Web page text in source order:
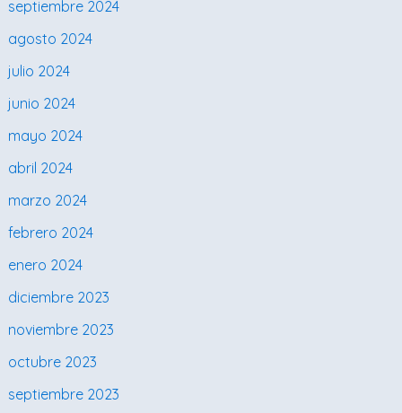
septiembre 2024
agosto 2024
julio 2024
junio 2024
mayo 2024
abril 2024
marzo 2024
febrero 2024
enero 2024
diciembre 2023
noviembre 2023
octubre 2023
septiembre 2023